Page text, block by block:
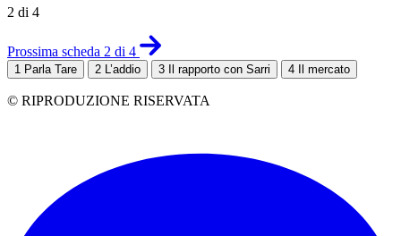
2 di 4
Prossima scheda 2 di 4
1 Parla Tare 2 L’addio 3 Il rapporto con Sarri 4 Il mercato
© RIPRODUZIONE RISERVATA